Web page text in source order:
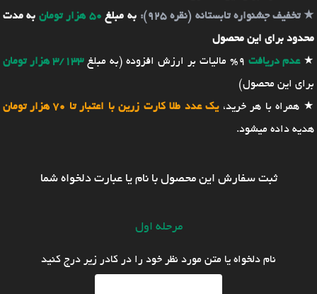
★تخفیف جشنواره تابستانه (نقره 925): به مبلغ 50 هزار تومان
به مدت
محدود برای این محصول
★عدم دریافت 9% مالیات بر ارزش افزوده (به مبلغ
3/133 هزار تومان
برای این محصول)
★ همراه با هر خرید،یک عدد طلا کارت زرین با اعتبار تا 70 هزار تومان
هدیه داده میشود.
ثبت سفارش این محصول با نام یا عبارت دلخواه شما
مرحله اول
نام دلخواه یا متن مورد نظر خود را در کادر زیر درج کنید